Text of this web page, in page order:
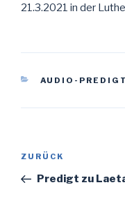
21.3.2021 in der
KATEGORIEN
AUDIO-PREDIGT
Vorheriger
Beitrag
ZURÜCK
Predigt zu